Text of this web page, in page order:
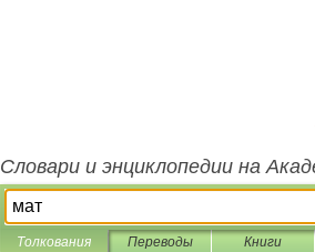
Словари и энциклопедии на
Толкования Переводы Книги